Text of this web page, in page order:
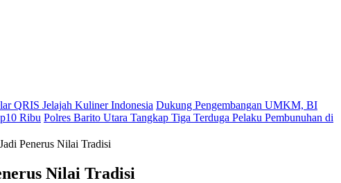
QRIS Jelajah Kuliner Indonesia Dukung Pengembangan UMKM, BI
Ribu Polres Barito Utara Tangkap Tiga Terduga Pelaku Pembunuhan di
Penerus Nilai Tradisi
Nilai Tradisi